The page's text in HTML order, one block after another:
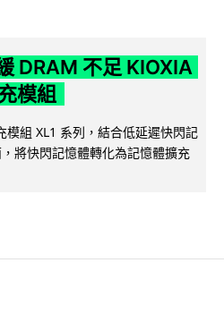
DRAM 不足 KIOXIA
模組
模組 XL1 系列，結合低延遲快閃記
將快閃記憶體轉化為記憶體擴充